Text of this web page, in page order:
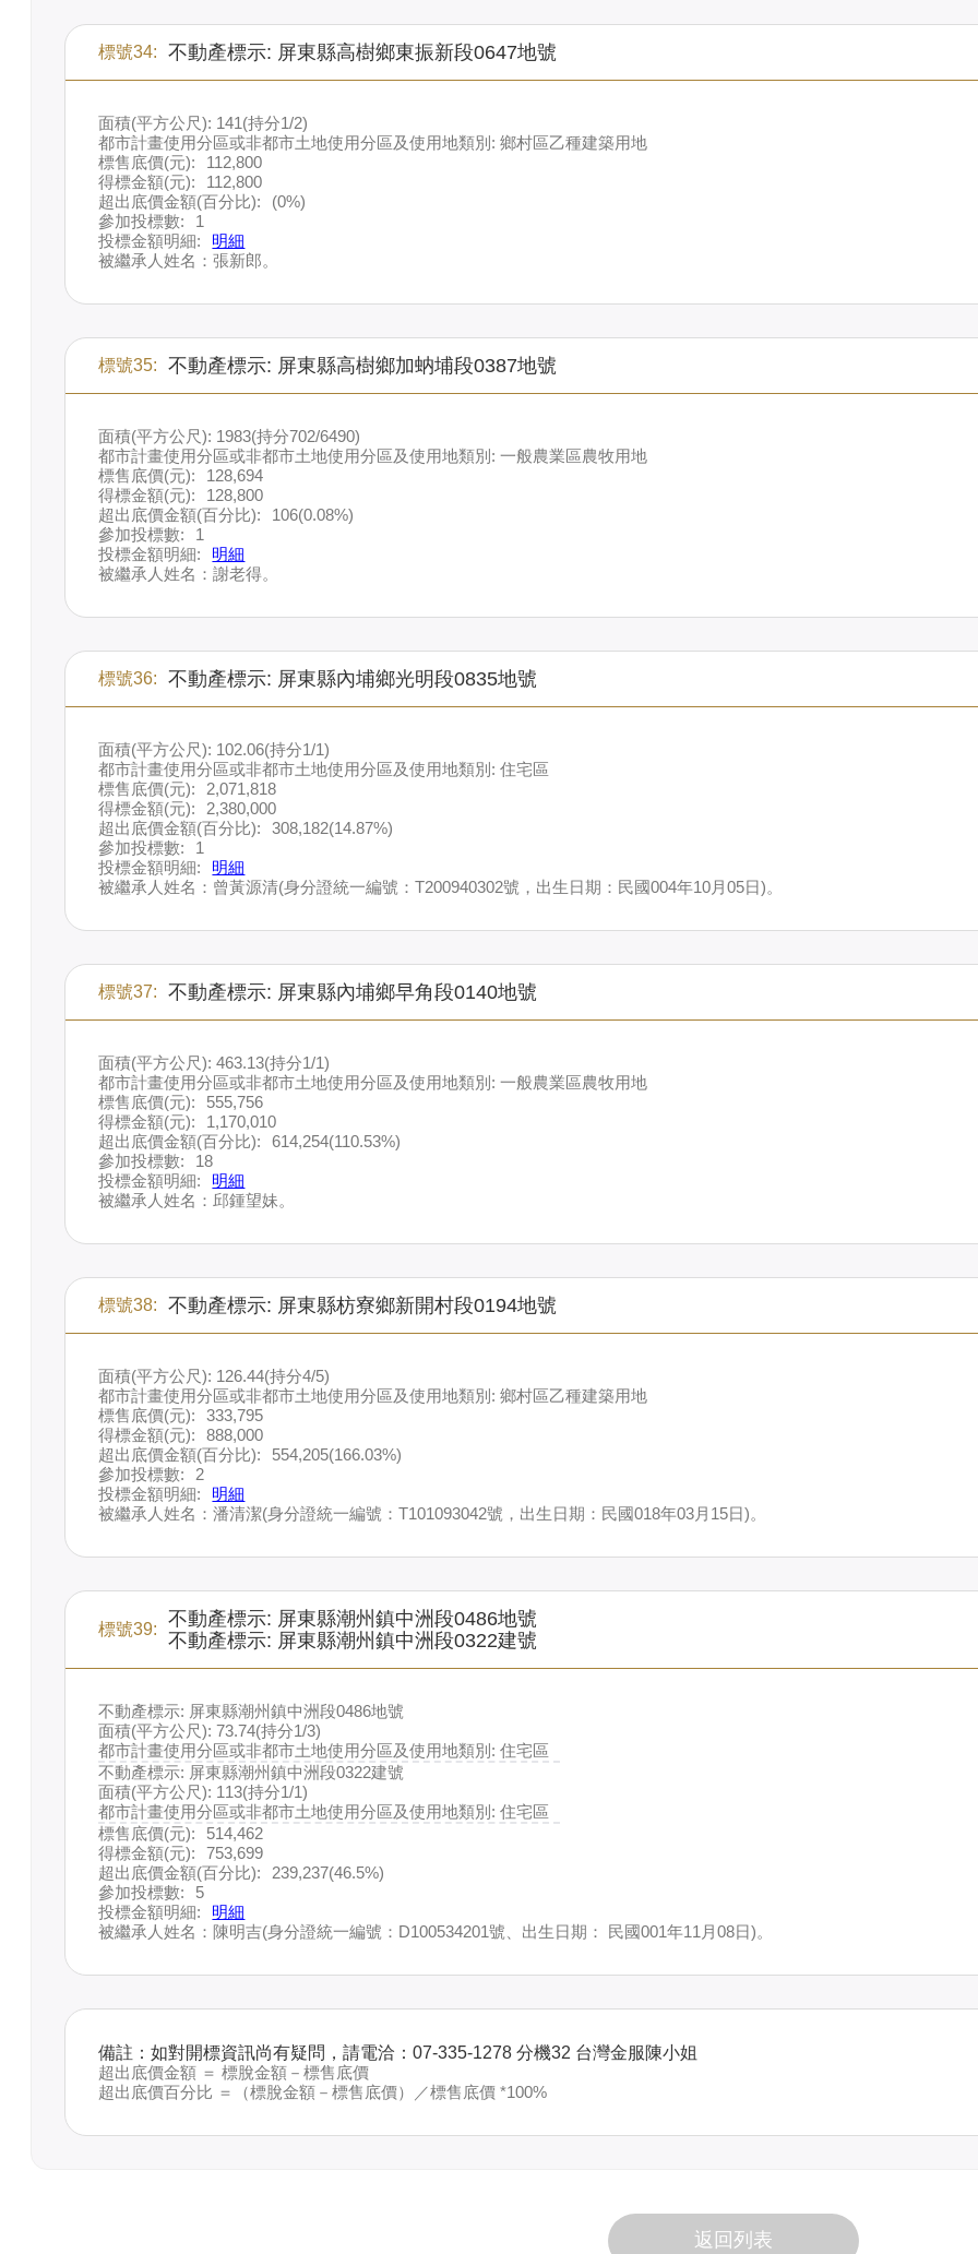
標號34: 不動產標示: 屏東縣高樹鄉東振新段0647地號
面積(平方公尺): 141(持分1/2)
都市計畫使用分區或非都市土地使用分區及使用地類別: 鄉村區乙種建築用地
標售底價(元):
112,800
得標金額(元):
112,800
超出底價金額(百分比):
(0%)
參加投標數:
1
投標金額明細:
明細
被繼承人姓名：張新郎。
標號35: 不動產標示: 屏東縣高樹鄉加蚋埔段0387地號
面積(平方公尺): 1983(持分702/6490)
都市計畫使用分區或非都市土地使用分區及使用地類別: 一般農業區農牧用地
標售底價(元):
128,694
得標金額(元):
128,800
超出底價金額(百分比):
106(0.08%)
參加投標數:
1
投標金額明細:
明細
被繼承人姓名：謝老得。
標號36: 不動產標示: 屏東縣內埔鄉光明段0835地號
面積(平方公尺): 102.06(持分1/1)
都市計畫使用分區或非都市土地使用分區及使用地類別: 住宅區
標售底價(元):
2,071,818
得標金額(元):
2,380,000
超出底價金額(百分比):
308,182(14.87%)
參加投標數:
1
投標金額明細:
明細
被繼承人姓名：曾黃源清(身分證統一編號：T200940302號，出生日期：民國004年10月05日)。
標號37: 不動產標示: 屏東縣內埔鄉早角段0140地號
面積(平方公尺): 463.13(持分1/1)
都市計畫使用分區或非都市土地使用分區及使用地類別: 一般農業區農牧用地
標售底價(元):
555,756
得標金額(元):
1,170,010
超出底價金額(百分比):
614,254(110.53%)
參加投標數:
18
投標金額明細:
明細
被繼承人姓名：邱鍾望妹。
標號38: 不動產標示: 屏東縣枋寮鄉新開村段0194地號
面積(平方公尺): 126.44(持分4/5)
都市計畫使用分區或非都市土地使用分區及使用地類別: 鄉村區乙種建築用地
標售底價(元):
333,795
得標金額(元):
888,000
超出底價金額(百分比):
554,205(166.03%)
參加投標數:
2
投標金額明細:
明細
被繼承人姓名：潘清潔(身分證統一編號：T101093042號，出生日期：民國018年03月15日)。
標號39:
不動產標示: 屏東縣潮州鎮中洲段0486地號
不動產標示: 屏東縣潮州鎮中洲段0322建號
不動產標示: 屏東縣潮州鎮中洲段0486地號
面積(平方公尺): 73.74(持分1/3)
都市計畫使用分區或非都市土地使用分區及使用地類別: 住宅區
不動產標示: 屏東縣潮州鎮中洲段0322建號
面積(平方公尺): 113(持分1/1)
都市計畫使用分區或非都市土地使用分區及使用地類別: 住宅區
標售底價(元):
514,462
得標金額(元):
753,699
超出底價金額(百分比):
239,237(46.5%)
參加投標數:
5
投標金額明細:
明細
被繼承人姓名：陳明吉(身分證統一編號：D100534201號、出生日期： 民國001年11月08日)。
備註：如對開標資訊尚有疑問，請電洽：07-335-1278 分機32 台灣金服陳小姐
超出底價金額 ＝ 標脫金額－標售底價
超出底價百分比 ＝（標脫金額－標售底價）／標售底價 *100%
返回列表